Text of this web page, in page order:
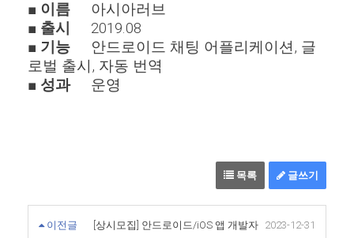
■ 이름
아시아러브
■ 출시
2019.08
■ 기능
안드로이드 채팅 어플리케이션, 글
로벌 출시, 자동 번역
■ 성과
운영
목록 글쓰기
이전글 [상시모집] 안드로이드/iOS 앱 개발자 2023-12-31